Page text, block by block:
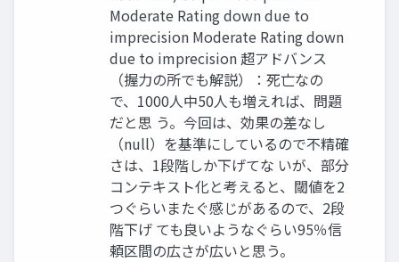
Moderate Rating down due to
imprecision Moderate Rating down
due to imprecision 超アドバンス
（握力の所でも解説）：死亡なの
で、1000人中50人も増えれば、問題
だと思 う。今回は、効果の差なし
（null）を基準にしているので不精確
さは、1段階しか下げてな いが、部分
コンテキスト化と考えると、閾値を2
つぐらいまたぐ感じがあるので、2段
階下げ ても良いようなぐらい95％信
頼区間の広さが広いと思う。